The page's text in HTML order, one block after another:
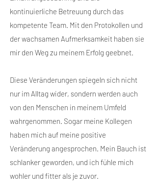
kontinuierliche Betreuung durch das
kompetente Team. Mit den Protokollen und
der wachsamen Aufmerksamkeit haben sie
mir den Weg zu meinem Erfolg geebnet.
Diese Veränderungen spiegeln sich nicht
nur im Alltag wider, sondern werden auch
von den Menschen in meinem Umfeld
wahrgenommen. Sogar meine Kollegen
haben mich auf meine positive
Veränderung angesprochen. Mein Bauch ist
schlanker geworden, und ich fühle mich
wohler und fitter als je zuvor.